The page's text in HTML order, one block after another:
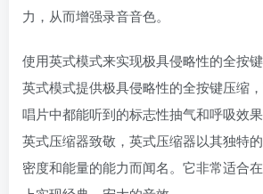
力，从而增强录音音色。
使用英式模式来实现极具侵略性的全按
英式模式提供极具侵略性的全按键压缩
唱片中都能听到的标志性抽气和呼吸效
英式压缩器致敬，英式压缩器以其独特
密度和能量的能力而闻名。它非常适合